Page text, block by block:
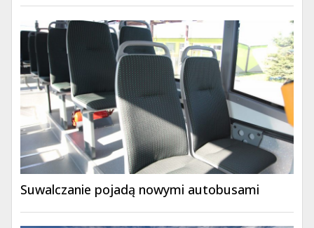
Suwalczanie pojadą nowymi autobusami